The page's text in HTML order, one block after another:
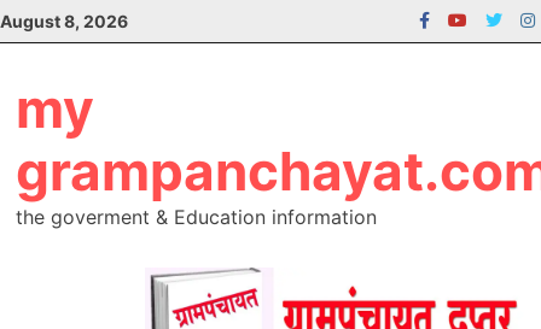
Skip
to
August 8, 2026
my
the goverment & Education information